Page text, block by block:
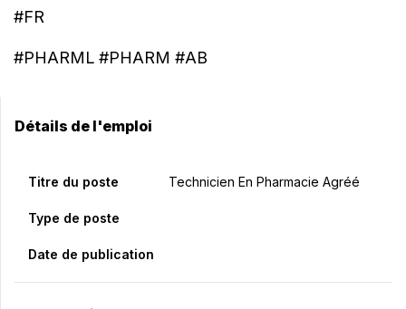
#FR
#PHARML #PHARM #AB
Détails de l'emploi
Titre du poste Technicien En Pharmacie Agréé
Type de poste
Date de publication